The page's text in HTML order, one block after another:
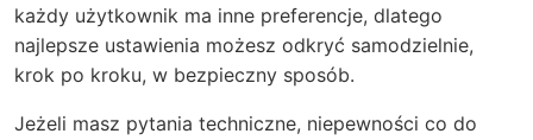
każdy użytkownik ma inne preferencje, dlatego
najlepsze ustawienia możesz odkryć samodzielnie,
krok po kroku, w bezpieczny sposób.
Jeżeli masz pytania techniczne, niepewności co do